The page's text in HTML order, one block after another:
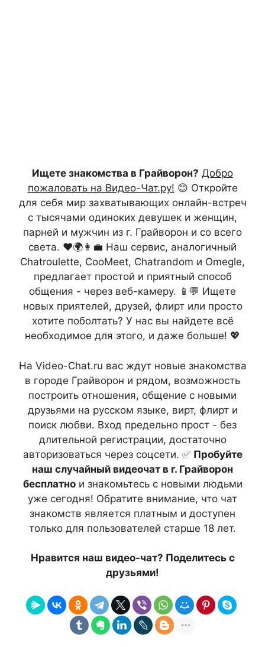
Ищете знакомства в Грайворон? Добро
пожаловать на Видео-Чат.ру! 😊 Откройте
для себя мир захватывающих онлайн-встреч
с тысячами одиноких девушек и женщин,
парней и мужчин из г. Грайворон и со всего
света. ❤️🌍👩‍💼 Наш сервис, аналогичный
Chatroulette, CooMeet, Chatrandom и Omegle,
предлагает простой и приятный способ
общения - через веб-камеру. 📱💬 Ищете
новых приятелей, друзей, флирт или просто
хотите поболтать? У нас вы найдете всё
необходимое для этого, и даже больше! 💖
На Video-Chat.ru вас ждут новые знакомства
в городе Грайворон и рядом, возможность
построить отношения, общение с новыми
друзьями на русском языке, вирт, флирт и
поиск любви. Вход предельно прост - без
длительной регистрации, достаточно
авторизоваться через соцсети. ✅ Пробуйте
наш случайный видеочат в г. Грайворон
бесплатнои знакомьтесь с новыми людьми
уже сегодня! Обратите внимание, что чат
знакомств является платным и доступен
только для пользователей старше 18 лет.
Нравится наш видео-чат? Поделитесь с
друзьями!